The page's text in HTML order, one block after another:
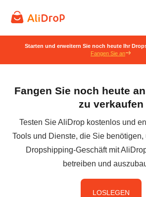
Starten und erweitern Sie noch heute Ihr
Fangen Sie an
Fangen Sie noch heute
zu verkaufen
Testen Sie AliDrop kostenlos und
Tools und Dienste, die Sie benötigen,
Dropshipping-Geschäft mit
betreiben und
LOSLEGEN